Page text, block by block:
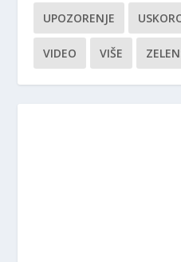
UPOZORENJE
VIDEO VIŠE